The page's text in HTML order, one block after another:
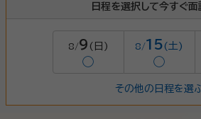
日程を選択して今すぐ面
8/9 (日)
◯
8/15(土)
◯
その他の日程を選